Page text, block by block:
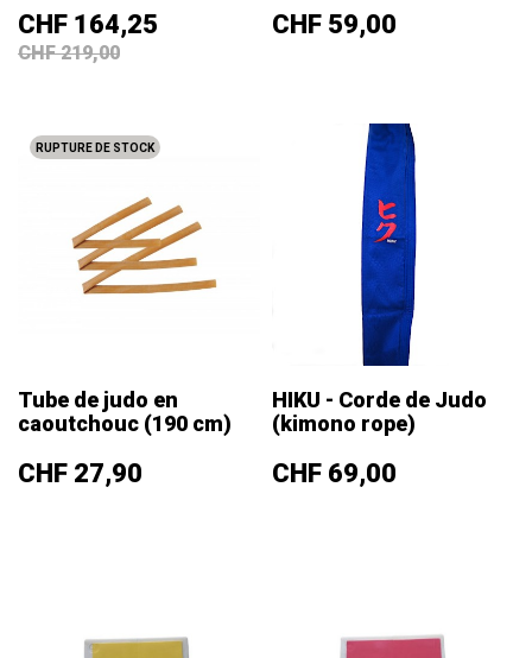
Prix
CHF 164,25
CHF 219,00
Prix
CHF 59,00
RUPTURE DE STOCK
Tube de judo en
caoutchouc (190 cm)
Prix
CHF 27,90
HIKU - Corde de Judo
(kimono rope)
Prix
CHF 69,00